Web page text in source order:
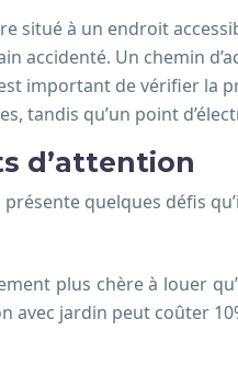
situé à un endroit
accidenté. Un chemin
important de vérifier la
tandis qu’un point
d’attention
présente quelques défis
plus chère à louer
avec jardin peut coûter